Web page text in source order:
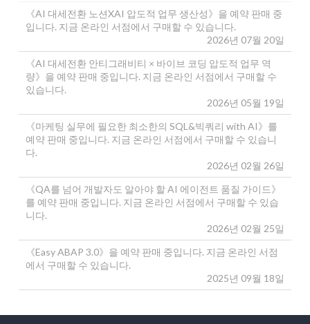
《AI 대세전환 노션XAI 압도적 업무 생산성》을 예약 판매 중
입니다. 지금 온라인 서점에서 구매할 수 있습니다.
2026년 07월 20일
《AI 대세전환 안티그래비티 × 바이브 코딩 압도적 업무 역
량》을 예약 판매 중입니다. 지금 온라인 서점에서 구매할 수
있습니다.
2026년 05월 19일
《마케팅 실무에 필요한 최소한의 SQL&빅쿼리 with AI》를
예약 판매 중입니다. 지금 온라인 서점에서 구매할 수 있습니
다.
2026년 02월 26일
《QA를 넘어 개발자도 알아야 할 AI 에이전트 품질 가이드》
를 예약 판매 중입니다. 지금 온라인 서점에서 구매할 수 있습
니다.
2026년 02월 25일
《Easy ABAP 3.0》을 예약 판매 중입니다. 지금 온라인 서점
에서 구매할 수 있습니다.
2025년 09월 18일